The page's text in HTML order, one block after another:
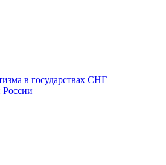
в государствах СНГ
России